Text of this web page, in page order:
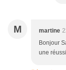
M martine
Bonjour
une